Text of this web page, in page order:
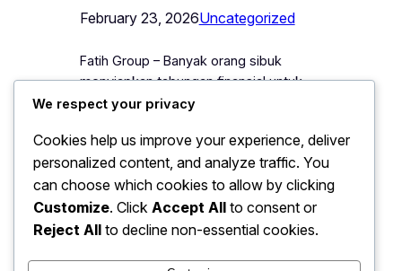
February 23, 2026Uncategorized
Fatih Group – Banyak orang sibuk
menyiapkan tabungan finansial untuk
hari tua. Deposito disiapkan, properti
penting. Tapi ada satu “aset” yang
sering terlupakan — padahal nilainya
jauh lebih menentukan kualitas hidup
saat usia menua: otot tubuh kita sendiri.
Ya, anggap saja ini sebagai “tabungan
We respect your privacy
Cookies help us improve your experience, deliver
personalized content, and analyze traffic. You
can choose which cookies to allow by clicking
Customize. Click Accept All to consent or
Reject All to decline non-essential cookies.